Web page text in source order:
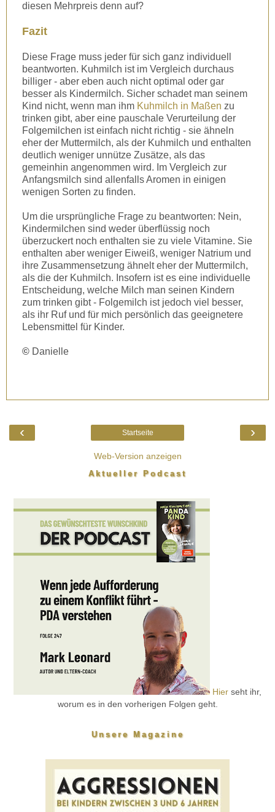
diesen Mehrpreis denn auf?
Fazit
Diese Frage muss jeder für sich ganz individuell
beantworten. Kuhmilch ist im Vergleich durchaus
billiger - aber eben auch nicht optimal oder gar
besser als Kindermilch. Sicher schadet man seinem
Kind nicht, wenn man ihm Kuhmilch in Maßen zu
trinken gibt, aber eine pauschale Verurteilung der
Folgemilchen ist einfach nicht richtig - sie ähneln
eher der Muttermilch, als der Kuhmilch und enthalten
deutlich weniger unnütze Zusätze, als das
gemeinhin angenommen wird. Im Vergleich zur
Anfangsmilch sind allenfalls Aromen in einigen
wenigen Sorten zu finden.
Um die ursprüngliche Frage zu beantworten: Nein,
Kindermilchen sind weder überflüssig noch
überzuckert noch enthalten sie zu viele Vitamine. Sie
enthalten aber weniger Eiweiß, weniger Natrium und
ihre Zusammensetzung ähnelt eher der Muttermilch,
als die der Kuhmilch. Insofern ist es eine individuelle
Entscheidung, welche Milch man seinen Kindern
zum trinken gibt - Folgemilch ist jedoch viel besser,
als ihr Ruf und für mich persönlich das geeignetere
Lebensmittel für Kinder.
© Danielle
‹ ›
Startseite
Web-Version anzeigen
Aktueller Podcast
Hier seht ihr,
worum es in den vorherigen Folgen geht.
Unsere Magazine